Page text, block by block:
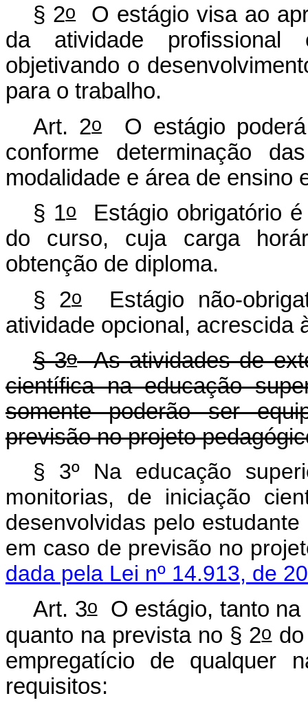
§ 2oO estágio visa ao
da atividade profissional
objetivando o
para o trabalho.
Art. 2oO estágio poderá
conforme determinação
modalidade e área de
§ 1oEstágio obrigatório é
do curso, cuja carga
obtenção de diploma.
§ 2o
Estágio não-
atividade opcional, acrescida
§ 3oAs atividades de
científica na educação
somente poderão ser
previsão no projeto
§ 3º Na educação
monitorias, de iniciação
desenvolvidas pelo
em caso de previsão no
dada pela Lei nº 14.913, de
Art. 3oO estágio, tanto na
quanto na prevista no § 2odo
empregatício de qualquer
requisitos: